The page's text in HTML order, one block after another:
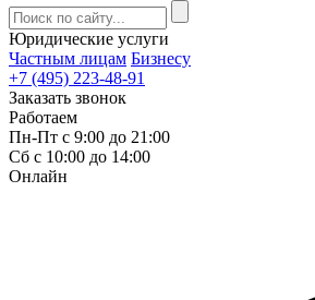
Юридические услуги
Частным лицам Бизнесу
+7 (495) 223-48-91
Заказать звонок
Работаем
Пн-Пт с 9:00 до 21:00
Сб с 10:00 до 14:00
Онлайн